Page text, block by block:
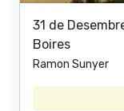
31 de
Boires
Ramon Sunyer